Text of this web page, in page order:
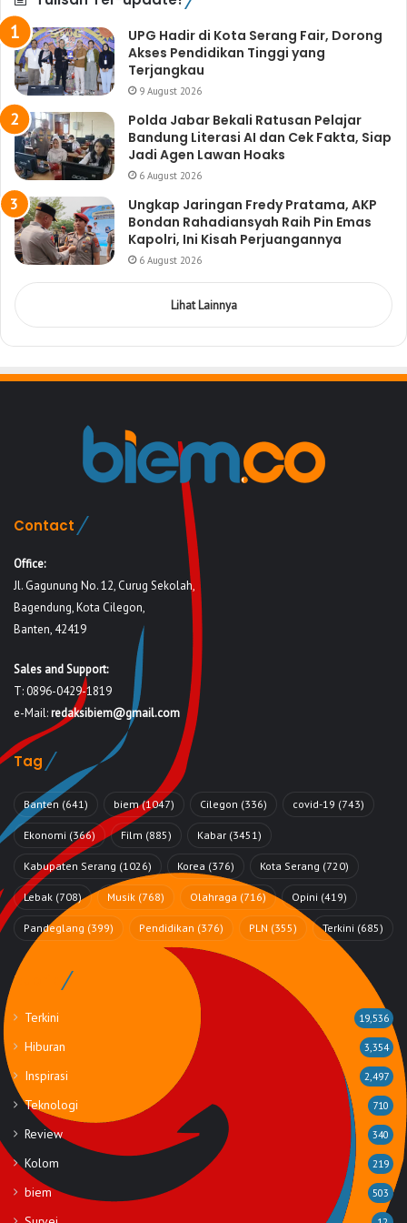
UPG Hadir di Kota Serang Fair, Dorong
Akses Pendidikan Tinggi yang
Terjangkau
9 August 2026
Polda Jabar Bekali Ratusan Pelajar
Bandung Literasi AI dan Cek Fakta, Siap
Jadi Agen Lawan Hoaks
6 August 2026
Ungkap Jaringan Fredy Pratama, AKP
Bondan Rahadiansyah Raih Pin Emas
Kapolri, Ini Kisah Perjuangannya
6 August 2026
Lihat Lainnya
Contact
Office:
Jl. Gagunung No. 12, Curug Sekolah,
Bagendung, Kota Cilegon,
Banten, 42419
Sales and Support:
T: 0896-0429-1819
e-Mail:redaksibiem@gmail.com
Tag
Banten (641) biem(1047) Cilegon (336) covid-19 (743)
Ekonomi (366) Film (885) Kabar (3451)
Kabupaten Serang (1026) Korea (376) Kota Serang (720)
Lebak (708) Musik (768) Olahraga (716) Opini (419)
Pandeglang (399) Pendidikan (376) PLN (355) Terkini (685)
Rubrik
Terkini 19,536
Hiburan 3,354
Inspirasi 2,497
Teknologi 710
Review 340
Kolom 219
biem 503